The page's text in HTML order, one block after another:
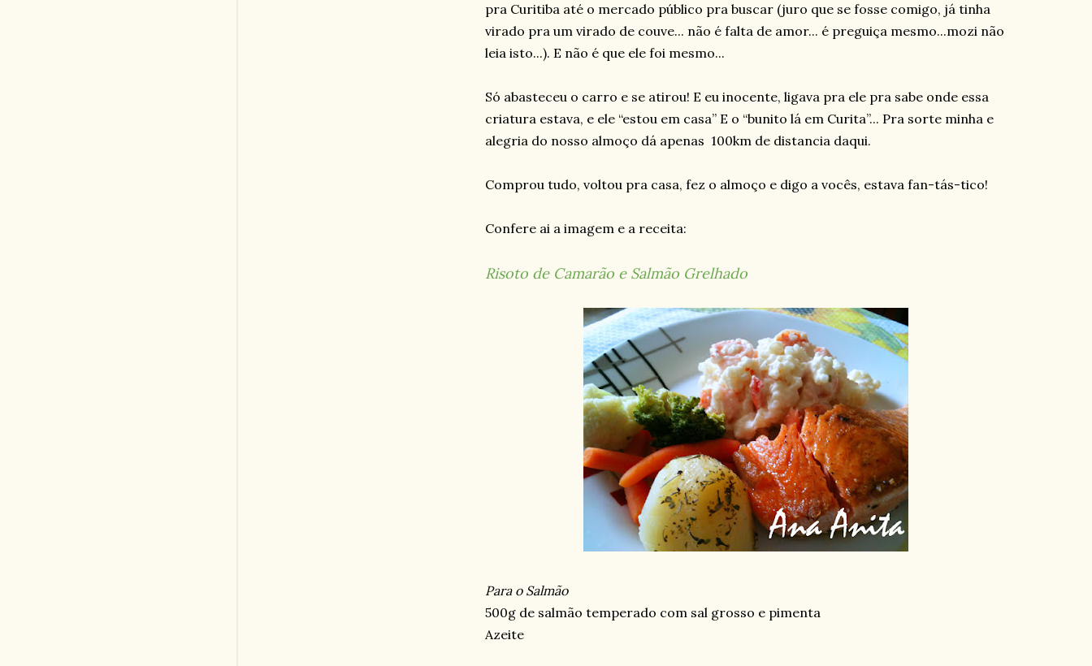
pra Curitiba até o mercado público pra buscar (juro que se fosse comigo, já tinha
virado pra um virado de couve... não é falta de amor... é preguiça mesmo...mozi não
leia isto...). E não é que ele foi mesmo...
Só abasteceu o carro e se atirou! E eu inocente, ligava pra ele pra sabe onde essa
criatura estava, e ele “estou em casa” E o “bunito lá em Curita”... Pra sorte minha e
alegria do nosso almoço dá apenas 100km de distancia daqui.
Comprou tudo, voltou pra casa, fez o almoço e digo a vocês, estava fan-tás-tico!
Confere ai a imagem e a receita:
Risoto de Camarão e Salmão Grelhado
Para o Salmão
500g de salmão temperado com sal grosso e pimenta
Azeite